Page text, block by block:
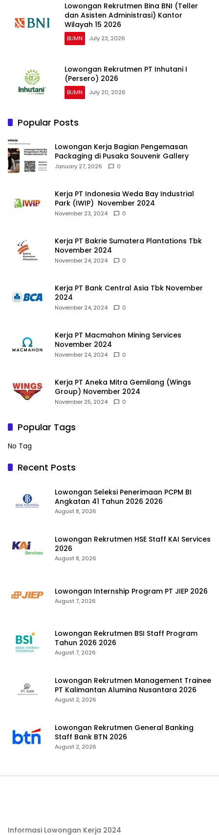
Lowongan Rekrutmen Bina BNI (Teller
dan Asisten Administrasi) Kantor
Wilayah 15 2026
BUMN July 23, 2026
Lowongan Rekrutmen PT Inhutani I
(Persero) 2026
BUMN July 20, 2026
Popular Posts
Lowongan Kerja Bagian Pengemasan
Packaging di Pusaka Souvenir Gallery
January 27, 2026 0
Kerja PT Indonesia Weda Bay Industrial
Park (IWIP) November 2024
November 23, 2024 0
Kerja PT Bakrie Sumatera Plantations Tbk
November 2024
November 24, 2024 0
Kerja PT Bank Central Asia Tbk November
2024
November 24, 2024 0
Kerja PT Macmahon Mining Services
November 2024
November 24, 2024 0
Kerja PT Aneka Mitra Gemilang (Wings
Group) November 2024
November 25, 2024 0
Popular Tags
No Tag
Recent Posts
Lowongan Seleksi Penerimaan PCPM BI
Angkatan 41 Tahun 2026 2026
August 8, 2026
Lowongan Rekrutmen HSE Staff KAI Services
2026
August 8, 2026
Lowongan Internship Program PT JIEP 2026
August 7, 2026
Lowongan Rekrutmen BSI Staff Program
Tahun 2026 2026
August 7, 2026
Lowongan Rekrutmen Management Trainee
PT Kalimantan Alumina Nusantara 2026
August 2, 2026
Lowongan Rekrutmen General Banking
Staff Bank BTN 2026
August 2, 2026
Informasi Lowongan Kerja 2024